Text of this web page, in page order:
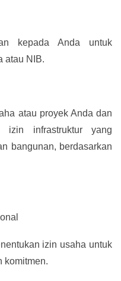
kepada Anda untuk
atau NIB.
atau proyek Anda dan
izin infrastruktur yang
bangunan, berdasarkan
izin usaha untuk
komitmen.